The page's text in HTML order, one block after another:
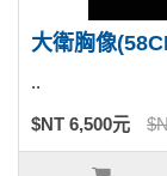
大衛胸像
..
$NT 6,500元